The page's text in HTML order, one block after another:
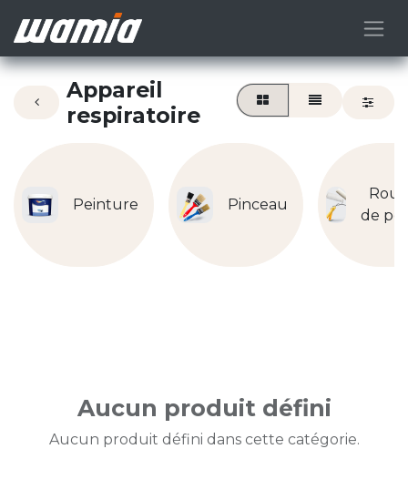
Appareil
respiratoire
Peinture Pinceau
de
Aucun produit défini
Aucun produit défini dans cette catégorie.